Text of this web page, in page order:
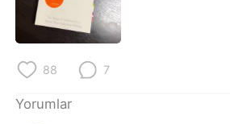
ไทย
Italiano
Português
88 7
Yorumlar